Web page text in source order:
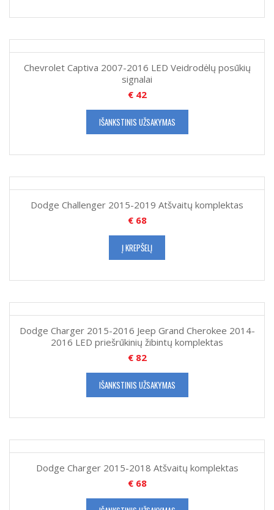
Chevrolet Captiva 2007-2016 LED Veidrodėlų posūkių
signalai
€42
IŠANKSTINIS UŽSAKYMAS
Dodge Challenger 2015-2019 Atšvaitų komplektas
€68
Į KREPŠELĮ
Dodge Charger 2015-2016 Jeep Grand Cherokee 2014-
2016 LED priešrūkinių žibintų komplektas
€82
IŠANKSTINIS UŽSAKYMAS
Dodge Charger 2015-2018 Atšvaitų komplektas
€68